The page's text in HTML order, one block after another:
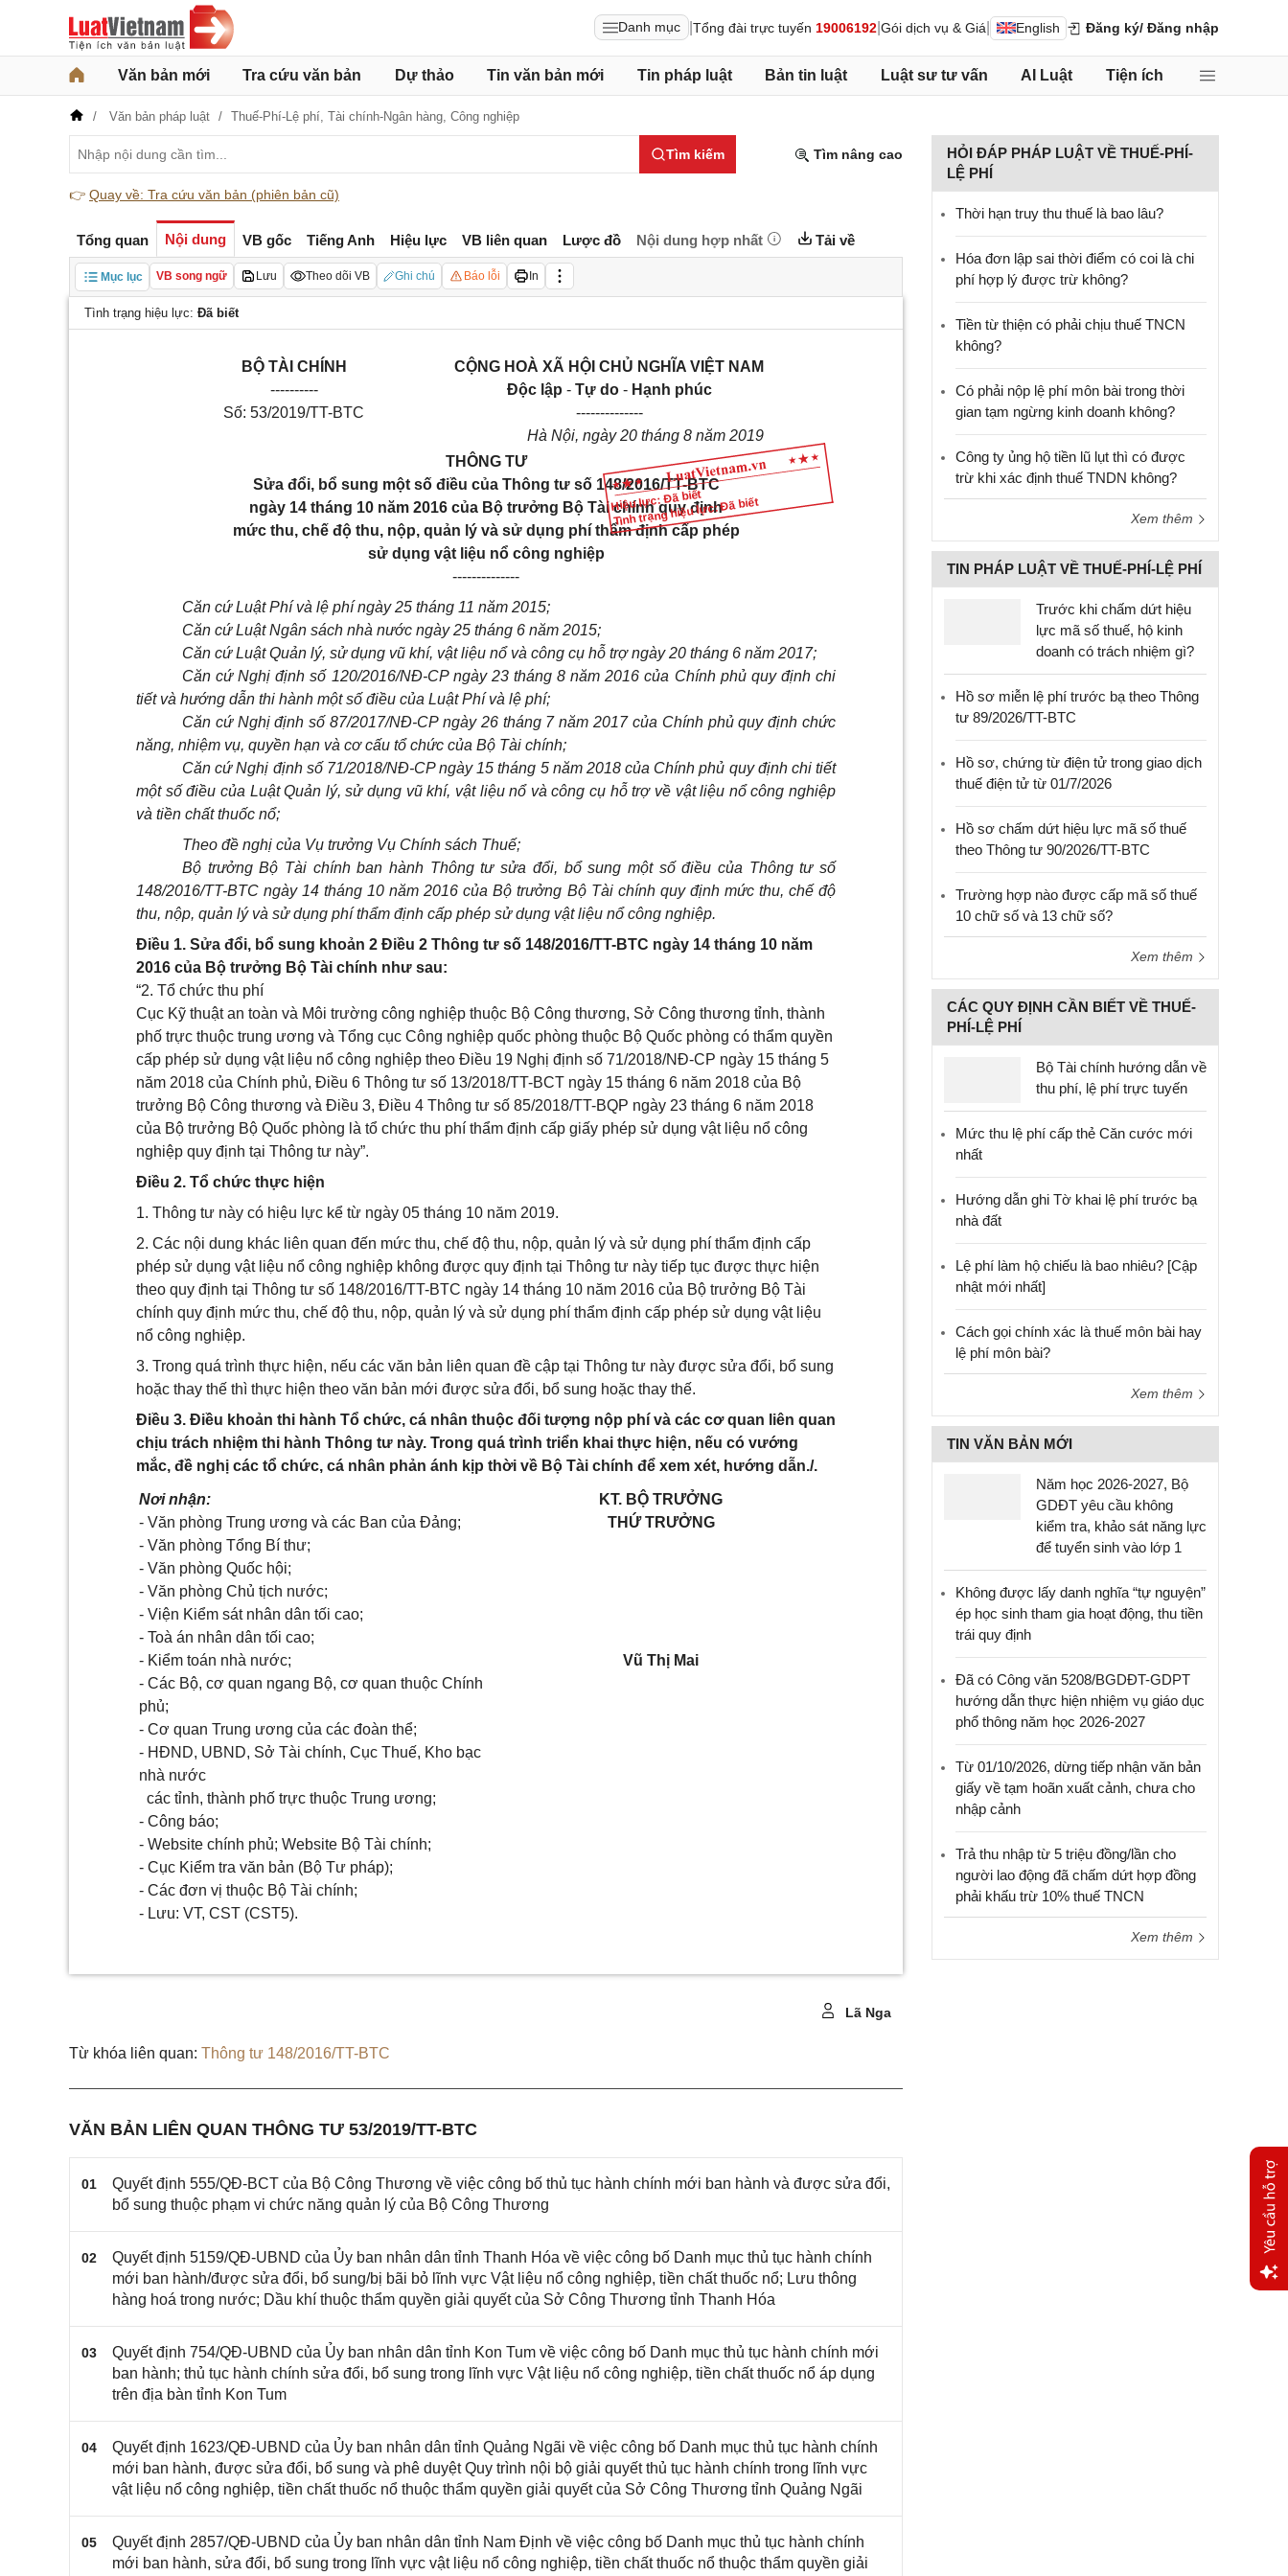
Danh mục Tổng đài trực tuyến 19006192 Gói dịch vụ & Giá English Đăng ký/ Đăng nhập
Văn bản mới Tra cứu văn bản Dự thảo Tin văn bản mới Tin pháp luật Bản tin luật Luật sư tư vấn AI Luật Tiện ích
Văn bản pháp luật Thuế-Phí-Lệ phí, Tài chính-Ngân hàng, Công nghiệp
Tìm kiếm Tìm nâng cao
👉 Quay về: Tra cứu văn bản (phiên bản cũ)
Tổng quan Nội dung VB gốc Tiếng Anh Hiệu lực VB liên quan Lược đồ Nội dung hợp nhất Tải về
Mục lục VB song ngữ Lưu Theo dõi VB Ghi chú Báo lỗi In
Tình trạng hiệu lực: Đã biết
Hiệu lực: Đã biết
Tình trạng hiệu lực: Đã biết
BỘ TÀI CHÍNH
----------
Số: 53/2019/TT-BTC
CỘNG HOÀ XÃ HỘI CHỦ NGHĨA VIỆT NAM
Độc lập -Tự do -Hạnh phúc
--------------
Hà Nội, ngày 20 tháng 8 năm 2019
THÔNG TƯ
Sửa đổi, bổ sung một số điều của Thông tư số 148/2016/TT-BTC
ngày 14 tháng 10 năm 2016 của Bộ trưởng Bộ Tài chính quy định
mức thu, chế độ thu, nộp, quản lý và sử dụng phí thẩm định cấp phép
sử dụng vật liệu nổ công nghiệp
--------------
Căn cứ Luật Phí và lệ phí ngày 25 tháng 11 năm 2015;
Căn cứ Luật Ngân sách nhà nước ngày 25 tháng 6 năm 2015;
Căn cứ Luật Quản lý, sử dụng vũ khí, vật liệu nổ và công cụ hỗ trợ ngày 20 tháng 6 năm 2017;
Căn cứ Nghị định số 120/2016/NĐ-CP ngày 23 tháng 8 năm 2016 của Chính phủ quy định chi
tiết và hướng dẫn thi hành một số điều của Luật Phí và lệ phí;
Căn cứ Nghị định số 87/2017/NĐ-CP ngày 26 tháng 7 năm 2017của Chính phủ quy định chức
năng, nhiệm vụ, quyền hạn và cơ cấu tổ chức của Bộ Tài chính;
Căn cứNghị định số 71/2018/NĐ-CP ngày 15 tháng 5 năm 2018 của Chính phủ quy định chi tiết
một số điều của Luật Quản lý, sử dụng vũ khí, vật liệu nổ và công cụ hỗ trợ về vật liệu nổ công nghiệp
và tiền chất thuốc nổ;
Theo đề nghị của Vụ trưởng Vụ Chính sách Thuế;
Bộ trưởng Bộ Tài chính ban hành Thông tư sửa đổi, bổ sung một số điều của Thông tư số
148/2016/TT-BTC ngày 14 tháng 10 năm 2016 của Bộ trưởng Bộ Tài chính quy định mức thu, chế độ
thu, nộp, quản lý và sử dụng phí thẩm định cấp phép sử dụng vật liệu nổ công nghiệp.
Điều 1. Sửa đổi, bổ sung khoản 2 Điều 2 Thông tư số 148/2016/TT-BTC ngày 14 tháng 10 năm
2016 của Bộ trưởng Bộ Tài chính như sau:
“2. Tổ chức thu phí
Cục Kỹ thuật an toàn và Môi trường công nghiệp thuộc Bộ Công thương, Sở Công thương tỉnh, thành
phố trực thuộc trung ương và Tổng cục Công nghiệp quốc phòng thuộc Bộ Quốc phòng có thẩm quyền
cấp phép sử dụng vật liệu nổ công nghiệp theo Điều 19 Nghị định số 71/2018/NĐ-CP ngày 15 tháng 5
năm 2018 của Chính phủ, Điều 6 Thông tư số 13/2018/TT-BCT ngày 15 tháng 6 năm 2018 của Bộ
trưởng Bộ Công thương và Điều 3, Điều 4 Thông tư số 85/2018/TT-BQP ngày 23 tháng 6 năm 2018
của Bộ trưởng Bộ Quốc phòng là tổ chức thu phí thẩm định cấp giấy phép sử dụng vật liệu nổ công
nghiệp quy định tại Thông tư này”.
Điều 2. Tổ chức thực hiện
1. Thông tư này có hiệu lực kể từ ngày 05 tháng 10 năm 2019.
2. Các nội dung khác liên quan đến mức thu, chế độ thu, nộp, quản lý và sử dụng phí thẩm định cấp
phép sử dụng vật liệu nổ công nghiệp không được quy định tại Thông tư này tiếp tục được thực hiện
theo quy định tại Thông tư số 148/2016/TT-BTC ngày 14 tháng 10 năm 2016 của Bộ trưởng Bộ Tài
chính quy định mức thu, chế độ thu, nộp, quản lý và sử dụng phí thẩm định cấp phép sử dụng vật liệu
nổ công nghiệp.
3. Trong quá trình thực hiện, nếu các văn bản liên quan đề cập tại Thông tư này được sửa đổi, bổ sung
hoặc thay thế thì thực hiện theo văn bản mới được sửa đổi, bổ sung hoặc thay thế.
Điều 3. Điều khoản thi hành Tổ chức, cá nhân thuộc đối tượng nộp phí và các cơ quan liên quan
chịu trách nhiệm thi hành Thông tư này. Trong quá trình triển khai thực hiện, nếu có vướng
mắc, đề nghị các tổ chức, cá nhân phản ánh kịp thời về Bộ Tài chính để xem xét, hướng dẫn./.
Nơi nhận:
- Văn phòng Trung ương và các Ban của Đảng;
- Văn phòng Tổng Bí thư;
- Văn phòng Quốc hội;
- Văn phòng Chủ tịch nước;
- Viện Kiểm sát nhân dân tối cao;
- Toà án nhân dân tối cao;
- Kiểm toán nhà nước;
- Các Bộ, cơ quan ngang Bộ, cơ quan thuộc Chính
phủ;
- Cơ quan Trung ương của các đoàn thể;
- HĐND, UBND, Sở Tài chính, Cục Thuế, Kho bạc
nhà nước
các tỉnh, thành phố trực thuộc Trung ương;
- Công báo;
- Website chính phủ; Website Bộ Tài chính;
- Cục Kiểm tra văn bản (Bộ Tư pháp);
- Các đơn vị thuộc Bộ Tài chính;
- Lưu: VT, CST (CST5).
KT. BỘ TRƯỞNG
THỨ TRƯỞNG
Vũ Thị Mai
Lã Nga
Từ khóa liên quan: Thông tư 148/2016/TT-BTC
VĂN BẢN LIÊN QUAN THÔNG TƯ 53/2019/TT-BTC
01
Quyết định 555/QĐ-BCT của Bộ Công Thương về việc công bố thủ tục hành chính mới ban hành và được sửa đổi,
bổ sung thuộc phạm vi chức năng quản lý của Bộ Công Thương
02
Quyết định 5159/QĐ-UBND của Ủy ban nhân dân tỉnh Thanh Hóa về việc công bố Danh mục thủ tục hành chính
mới ban hành/được sửa đổi, bổ sung/bị bãi bỏ lĩnh vực Vật liệu nổ công nghiệp, tiền chất thuốc nổ; Lưu thông
hàng hoá trong nước; Dầu khí thuộc thẩm quyền giải quyết của Sở Công Thương tỉnh Thanh Hóa
03
Quyết định 754/QĐ-UBND của Ủy ban nhân dân tỉnh Kon Tum về việc công bố Danh mục thủ tục hành chính mới
ban hành; thủ tục hành chính sửa đổi, bổ sung trong lĩnh vực Vật liệu nổ công nghiệp, tiền chất thuốc nổ áp dụng
trên địa bàn tỉnh Kon Tum
04
Quyết định 1623/QĐ-UBND của Ủy ban nhân dân tỉnh Quảng Ngãi về việc công bố Danh mục thủ tục hành chính
mới ban hành, được sửa đổi, bổ sung và phê duyệt Quy trình nội bộ giải quyết thủ tục hành chính trong lĩnh vực
vật liệu nổ công nghiệp, tiền chất thuốc nổ thuộc thẩm quyền giải quyết của Sở Công Thương tỉnh Quảng Ngãi
05
Quyết định 2857/QĐ-UBND của Ủy ban nhân dân tỉnh Nam Định về việc công bố Danh mục thủ tục hành chính
mới ban hành, sửa đổi, bổ sung trong lĩnh vực vật liệu nổ công nghiệp, tiền chất thuốc nổ thuộc thẩm quyền giải
HỎI ĐÁP PHÁP LUẬT VỀ THUẾ-PHÍ-
LỆ PHÍ
Thời hạn truy thu thuế là bao lâu?
Hóa đơn lập sai thời điểm có coi là chi
phí hợp lý được trừ không?
Tiền từ thiện có phải chịu thuế TNCN
không?
Có phải nộp lệ phí môn bài trong thời
gian tạm ngừng kinh doanh không?
Công ty ủng hộ tiền lũ lụt thì có được
trừ khi xác định thuế TNDN không?
Xem thêm
TIN PHÁP LUẬT VỀ THUẾ-PHÍ-LỆ PHÍ
Trước khi chấm dứt hiệu
lực mã số thuế, hộ kinh
doanh có trách nhiệm gì?
Hồ sơ miễn lệ phí trước bạ theo Thông
tư 89/2026/TT-BTC
Hồ sơ, chứng từ điện tử trong giao dịch
thuế điện tử từ 01/7/2026
Hồ sơ chấm dứt hiệu lực mã số thuế
theo Thông tư 90/2026/TT-BTC
Trường hợp nào được cấp mã số thuế
10 chữ số và 13 chữ số?
Xem thêm
CÁC QUY ĐỊNH CẦN BIẾT VỀ THUẾ-
PHÍ-LỆ PHÍ
Bộ Tài chính hướng dẫn về
thu phí, lệ phí trực tuyến
Mức thu lệ phí cấp thẻ Căn cước mới
nhất
Hướng dẫn ghi Tờ khai lệ phí trước bạ
nhà đất
Lệ phí làm hộ chiếu là bao nhiêu? [Cập
nhật mới nhất]
Cách gọi chính xác là thuế môn bài hay
lệ phí môn bài?
Xem thêm
TIN VĂN BẢN MỚI
Năm học 2026-2027, Bộ
GDĐT yêu cầu không
kiểm tra, khảo sát năng lực
để tuyển sinh vào lớp 1
Không được lấy danh nghĩa “tự nguyện”
ép học sinh tham gia hoạt động, thu tiền
trái quy định
Đã có Công văn 5208/BGDĐT-GDPT
hướng dẫn thực hiện nhiệm vụ giáo dục
phổ thông năm học 2026-2027
Từ 01/10/2026, dừng tiếp nhận văn bản
giấy về tạm hoãn xuất cảnh, chưa cho
nhập cảnh
Trả thu nhập từ 5 triệu đồng/lần cho
người lao động đã chấm dứt hợp đồng
phải khấu trừ 10% thuế TNCN
Xem thêm